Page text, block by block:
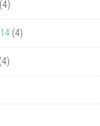
(4)
(4)
(4)